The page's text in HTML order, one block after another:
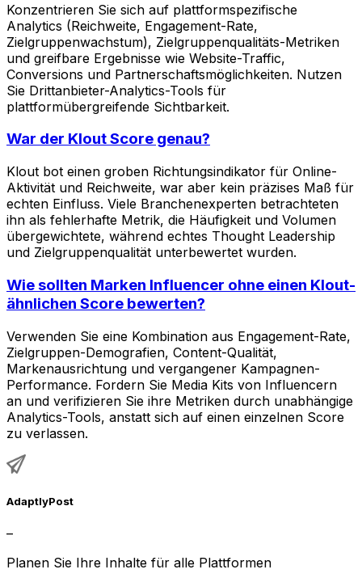
Konzentrieren Sie sich auf plattformspezifische
Analytics (Reichweite, Engagement-Rate,
Zielgruppenwachstum), Zielgruppenqualitäts-Metriken
und greifbare Ergebnisse wie Website-Traffic,
Conversions und Partnerschaftsmöglichkeiten. Nutzen
Sie Drittanbieter-Analytics-Tools für
plattformübergreifende Sichtbarkeit.
War der Klout Score genau?
Klout bot einen groben Richtungsindikator für Online-
Aktivität und Reichweite, war aber kein präzises Maß für
echten Einfluss. Viele Branchenexperten betrachteten
ihn als fehlerhafte Metrik, die Häufigkeit und Volumen
übergewichtete, während echtes Thought Leadership
und Zielgruppenqualität unterbewertet wurden.
Wie sollten Marken Influencer ohne einen Klout-
ähnlichen Score bewerten?
Verwenden Sie eine Kombination aus Engagement-Rate,
Zielgruppen-Demografien, Content-Qualität,
Markenausrichtung und vergangener Kampagnen-
Performance. Fordern Sie Media Kits von Influencern
an und verifizieren Sie ihre Metriken durch unabhängige
Analytics-Tools, anstatt sich auf einen einzelnen Score
zu verlassen.
AdaptlyPost
–
Planen Sie Ihre Inhalte für alle Plattformen